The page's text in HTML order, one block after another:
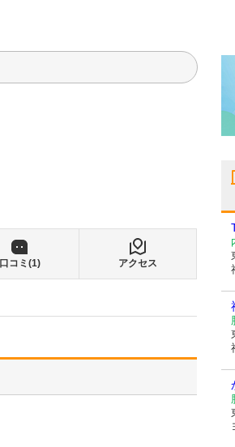
口コミ(1) アクセス